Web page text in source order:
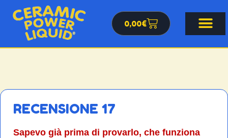
0,00€
RECENSIONE 17
Sapevo già prima di provarlo, che funziona